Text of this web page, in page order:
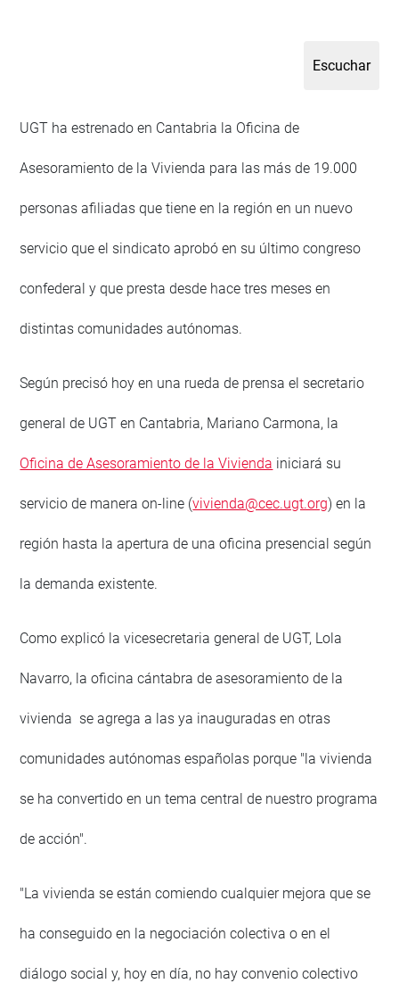
UGT ha estrenado en Cantabria la Oficina de
Asesoramiento de la Vivienda para las más de 19.000
personas afiliadas que tiene en la región en un nuevo
servicio que el sindicato aprobó en su último congreso
confederal y que presta desde hace tres meses en
distintas comunidades autónomas.
Según precisó hoy en una rueda de prensa el secretario
general de UGT en Cantabria, Mariano Carmona, la
Oficina de Asesoramiento de la Vivienda iniciará su
servicio de manera on-line (vivienda@cec.ugt.org) en la
región hasta la apertura de una oficina presencial según
la demanda existente.
Como explicó la vicesecretaria general de UGT, Lola
Navarro, la oficina cántabra de asesoramiento de la
vivienda se agrega a las ya inauguradas en otras
comunidades autónomas españolas porque "la vivienda
se ha convertido en un tema central de nuestro programa
de acción".
"La vivienda se están comiendo cualquier mejora que se
ha conseguido en la negociación colectiva o en el
diálogo social y, hoy en día, no hay convenio colectivo